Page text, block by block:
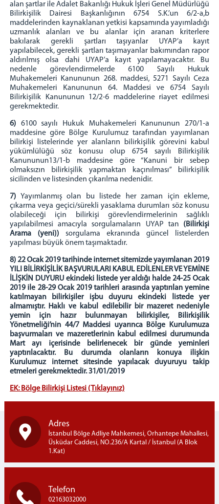
alan şartlar ile Adalet Bakanlığı Hukuk İşleri Genel Müdürlüğü
Bilirkişilik Dairesi Başkanlığının 6754 S.K.’un 6/2-a,b
maddelerinden kaynaklanan yetkisi kapsamında yayımladığı
uzmanlık alanları ve bu alanlar için aranan kriterlere
bakılarak gerekli şartları taşıyanlar UYAP’a kayıt
yapılabilecek, gerekli şartları taşımayanlar bakımından rapor
aldırılmış olsa dahi UYAP’a kayıt yapılamayacaktır. Bu
nedenle görevlendirmelerde 6100 Sayılı Hukuk
Muhakemeleri Kanununun 268. maddesi, 5271 Sayılı Ceza
Muhakemeleri Kanununun 64. Maddesi ve 6754 Sayılı
Bilirkişilik Kanununun 12/2-6 maddelerine riayet edilmesi
gerekmektedir.
6) 6100 sayılı Hukuk Muhakemeleri Kanununun 270/1-a
maddesine göre Bölge Kurulumuz tarafından yayımlanan
bilirkişi listelerinde yer alanların bilirkişilik görevini kabul
yükümlülüğü söz konusu olup 6754 sayılı Bilirkişilik
Kanununun13/1-b maddesine göre “Kanuni bir sebep
olmaksızın bilirkişilik yapmaktan kaçınılması” bilirkişilik
sicilinden ve listesinden çıkarılma nedenidir.
7) Yayımlanmış olan bu listede her zaman için ekleme,
çıkarma veya geçici/sürekli yasaklama durumları söz konusu
olabileceği için bilirkişi görevlendirmelerinin sağlıklı
yapılabilmesi amacıyla sorgulamaların UYAP tan (Bilirkişi
Arama (yeni)) sorgulama ekranında güncel listelerden
yapılması büyük önem taşımaktadır.
8) 22 Ocak 2019 tarihinde internet sitemizde yayımlanan 2019
YILI BİLİRKİŞİLİK BAŞVURULARI KABUL EDİLENLER VE YEMİNE
İLİŞKİN DUYURU ekindeki listede yer aldığı halde 24-25 Ocak
2019 ile 28-29 Ocak 2019 tarihleri arasında yaptırılan yemine
katılmayan bilirkişiler işbu duyuru ekindeki listede yer
almamıştır. Haklı ve kabul edilebilir bir mazeret nedeniyle
yemin için hazır bulunmayan bilirkişiler, Bilirkişilik
Yönetmeliği’nin 44/7 Maddesi uyarınca Bölge Kurulumuza
başvurmaları ve mazeretlerinin kabul edilmesi durumunda
Mart ayı içerisinde belirlenecek bir günde yeminleri
yaptırılacaktır. Bu durumda olanların konuya ilişkin
Kurulumuz internet sitesinde yapılacak duyuruyu takip
etmeleri gerekmektedir. 31/01/2019
EK: Bölge Bilirkişi Listesi (Tıklayınız)
Adres
İstanbul Bölge Adliye Mahkemesi, Orhantepe Mahallesi,
Üsküdar Caddesi, NO.236/A Kartal / İstanbul (A Blok
1.Kat)
Telefon
02163032000